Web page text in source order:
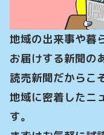
地域の出来事や暮
お届けする新聞の
読売新聞だからこ
地域に密着したニ
す。